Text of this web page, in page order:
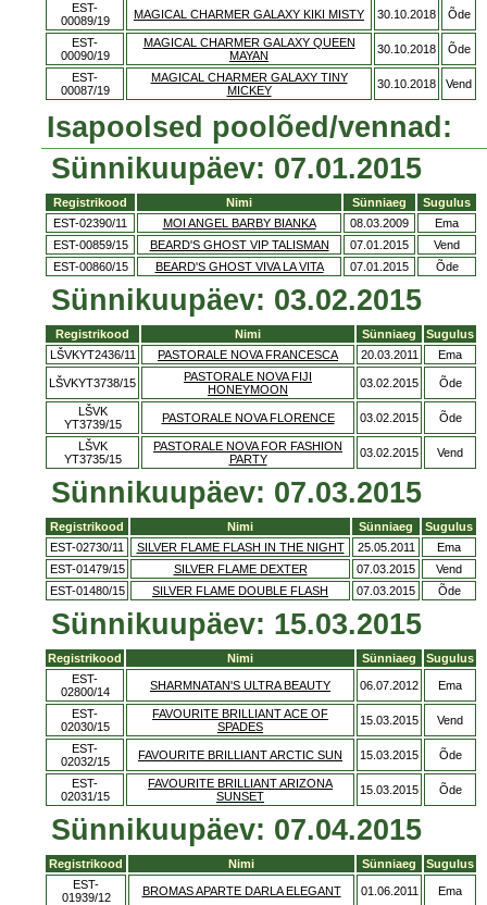
EST-
00089/19
MAGICAL CHARMER GALAXY KIKI MISTY 30.10.2018 Õde
EST-
00090/19
MAGICAL CHARMER GALAXY QUEEN
MAYAN
30.10.2018 Õde
EST-
00087/19
MAGICAL CHARMER GALAXY TINY
MICKEY
30.10.2018 Vend
Isapoolsed poolõed/vennad:
Sünnikuupäev: 07.01.2015
Registrikood Nimi Sünniaeg
Sugulus
EST-02390/11
MOI ANGEL BARBY BIANKA 08.03.2009
Ema
EST-00859/15
BEARD'S GHOST VIP TALISMAN 07.01.2015
Vend
EST-00860/15
BEARD'S GHOST VIVA LA VITA 07.01.2015 Õde
Sünnikuupäev: 03.02.2015
Registrikood Nimi Sünniaeg
Sugulus
LŠVKYT2436/11
PASTORALE NOVA FRANCESCA 20.03.2011 Ema
LŠVKYT3738/15
PASTORALE NOVA FIJI
HONEYMOON
03.02.2015 Õde
LŠVK
YT3739/15
PASTORALE NOVA FLORENCE 03.02.2015 Õde
LŠVK
YT3735/15
PASTORALE NOVA FOR FASHION
PARTY
03.02.2015 Vend
Sünnikuupäev: 07.03.2015
Registrikood Nimi Sünniaeg
Sugulus
EST-02730/11
SILVER FLAME FLASH IN THE NIGHT 25.05.2011
Ema
EST-01479/15
SILVER FLAME DEXTER 07.03.2015
Vend
EST-01480/15
SILVER FLAME DOUBLE FLASH 07.03.2015 Õde
Sünnikuupäev: 15.03.2015
Registrikood Nimi Sünniaeg
Sugulus
EST-
02800/14
SHARMNATAN'S ULTRA BEAUTY 06.07.2012 Ema
EST-
02030/15
FAVOURITE BRILLIANT ACE OF
SPADES
15.03.2015 Vend
EST-
02032/15
FAVOURITE BRILLIANT ARCTIC SUN 15.03.2015 Õde
EST-
02031/15
FAVOURITE BRILLIANT ARIZONA
SUNSET
15.03.2015 Õde
Sünnikuupäev: 07.04.2015
Registrikood Nimi Sünniaeg
Sugulus
EST-
01939/12
BROMAS APARTE DARLA ELEGANT 01.06.2011 Ema